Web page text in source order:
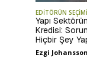
EDİTÖRÜN SEÇİMİ
Yapı
Kredisi:
Hiçbir Şey
Ezgi Johansson